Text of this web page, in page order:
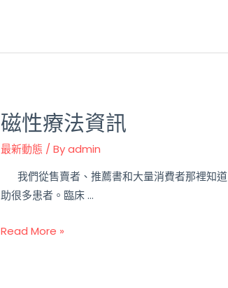
磁性療法資訊
最新動態 / Byadmin
我們從售賣者、推薦書和大量消費者那裡知
助很多患者。臨床 …
Read More »